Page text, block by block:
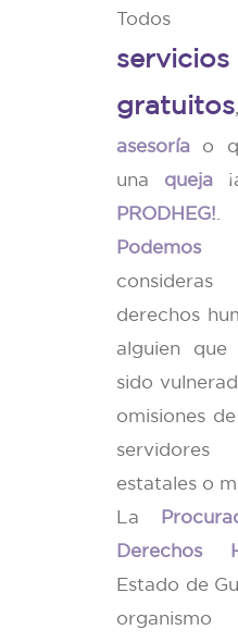
Todos
servicios
gratuitos
asesoría o
una queja
PRODHEG!
Podemos
derechos
alguien que
sido
omisiones
estatales o
La
Derechos
Estado de